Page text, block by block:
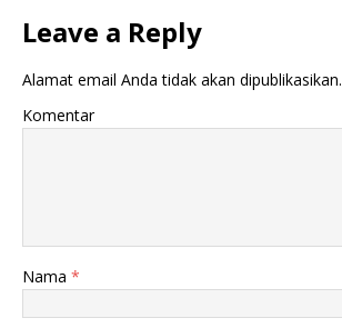
Leave a Reply
Alamat email Anda tidak akan dipublikasikan.
Komentar
Nama *